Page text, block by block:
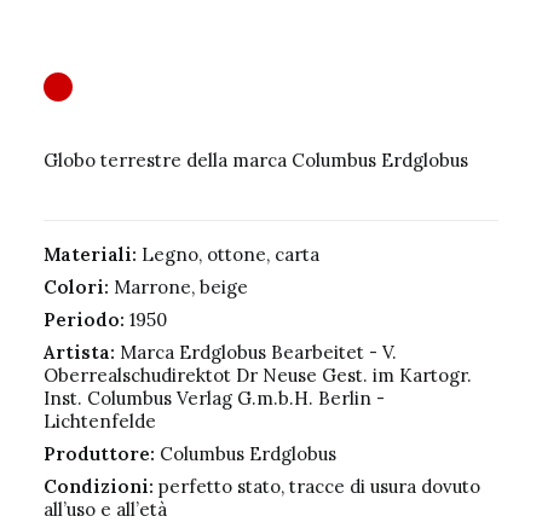
Globo terrestre della marca Columbus Erdglobus
Materiali: Legno, ottone, carta
Colori: Marrone, beige
Periodo: 1950
Artista: Marca Erdglobus Bearbeitet - V.
Oberrealschudirektot Dr Neuse Gest. im Kartogr.
Inst. Columbus Verlag G.m.b.H. Berlin -
Lichtenfelde
Produttore: Columbus Erdglobus
Condizioni: perfetto stato, tracce di usura dovuto
all’uso e all’età